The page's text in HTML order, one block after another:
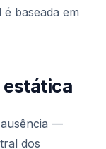
é baseada em
estática
ausência —
dos